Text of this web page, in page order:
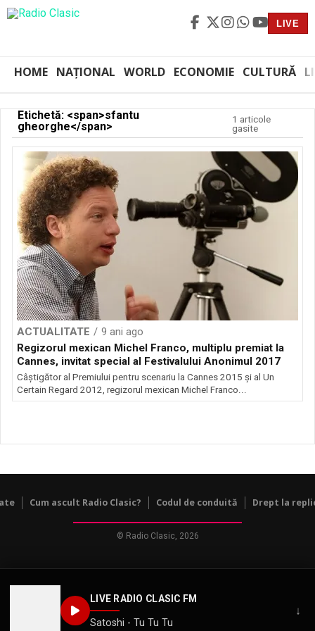
LIVE
HOME NAȚIONAL WORLD ECONOMIE CULTURĂ
LIVE RADIO CLASIC FM
Satoshi - Tu Tu Tu
↓
Etichetă: <span>sfantu
gheorghe</span>
1 articole
gasite
ACTUALITATE
9 ani ago
Regizorul mexican Michel Franco, multiplu premiat la
Cannes, invitat special al Festivalului Anonimul 2017
Câştigător al Premiului pentru scenariu la Cannes 2015 şi al Un
Certain Regard 2012, regizorul mexican Michel Franco...
Cum ascult Radio Clasic? Codul de conduită Drept la
© Radio Clasic, 2026